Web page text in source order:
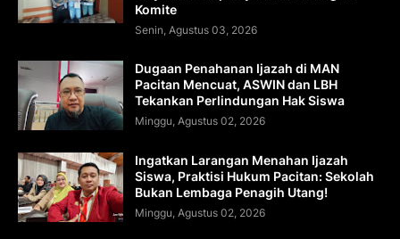
Komite
Senin, Agustus 03, 2026
Dugaan Penahanan Ijazah di MAN
Pacitan Mencuat, ASWIN dan LBH
Tekankan Perlindungan Hak Siswa
Minggu, Agustus 02, 2026
Ingatkan Larangan Menahan Ijazah
Siswa, Praktisi Hukum Pacitan: Sekolah
Bukan Lembaga Penagih Utang!
Minggu, Agustus 02, 2026